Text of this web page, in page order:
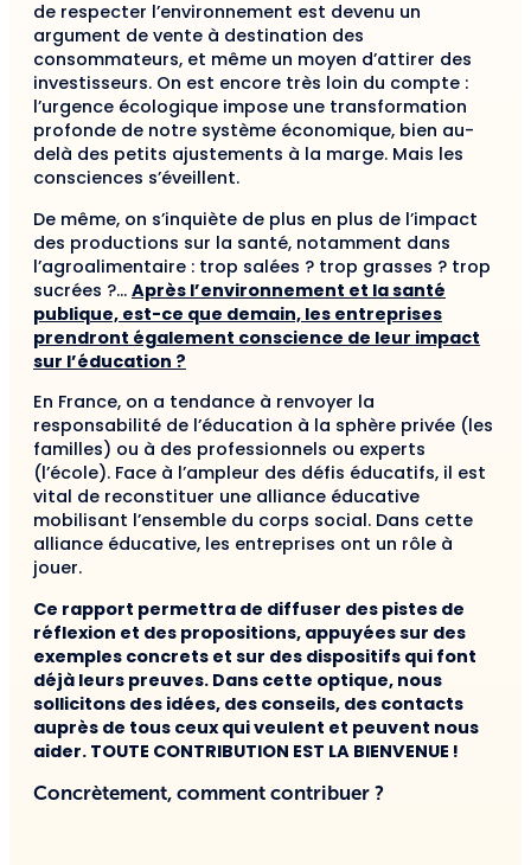
de respecter l’environnement est devenu un
argument de vente à destination des
consommateurs, et même un moyen d’attirer des
investisseurs. On est encore très loin du compte :
l’urgence écologique impose une transformation
profonde de notre système économique, bien au-
delà des petits ajustements à la marge. Mais les
consciences s’éveillent.
De même, on s’inquiète de plus en plus de l’impact
des productions sur la santé, notamment dans
l’agroalimentaire : trop salées ? trop grasses ? trop
sucrées ?… Après l’environnement et la santé
publique, est-ce que demain, les entreprises
prendront également conscience de leur impact
sur l’éducation ?
En France, on a tendance à renvoyer la
responsabilité de l’éducation à la sphère privée (les
familles) ou à des professionnels ou experts
(l’école). Face à l’ampleur des défis éducatifs, il est
vital de reconstituer une alliance éducative
mobilisant l’ensemble du corps social. Dans cette
alliance éducative, les entreprises ont un rôle à
jouer.
Ce rapport permettra de diffuser des pistes de
réflexion et des propositions, appuyées sur des
exemples concrets et sur des dispositifs qui font
déjà leurs preuves. Dans cette optique, nous
sollicitons des idées, des conseils, des contacts
auprès de tous ceux qui veulent et peuvent nous
aider. TOUTE CONTRIBUTION EST LA BIENVENUE !
Concrètement, comment contribuer ?